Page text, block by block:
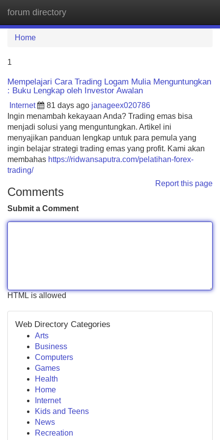
forum directory
Home
1
Mempelajari Cara Trading Logam Mulia Menguntungkan
: Buku Lengkap oleh Investor Awalan
Internet 81 days ago janageex020786
Ingin menambah kekayaan Anda? Trading emas bisa
menjadi solusi yang menguntungkan. Artikel ini
menyajikan panduan lengkap untuk para pemula yang
ingin belajar strategi trading emas yang profit. Kami akan
membahas https://ridwansaputra.com/pelatihan-forex-
trading/
Report this page
Comments
Submit a Comment
HTML is allowed
Web Directory Categories
Arts
Business
Computers
Games
Health
Home
Internet
Kids and Teens
News
Recreation